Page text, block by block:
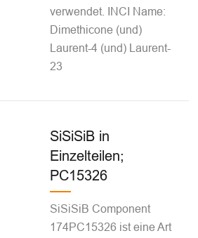
verwendet. INCI Name:
Dimethicone (und)
Laurent-4 (und) Laurent-
23
SiSiSiB in
Einzelteilen;
PC15326
SiSiSiB Component
174PC15326 ist eine Art